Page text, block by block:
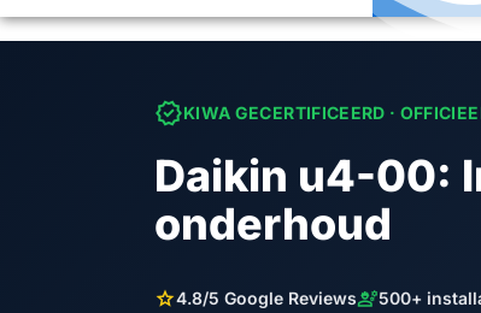
verifiedKIWA GECERTIFICEERD ·
Daikin u4-00:
onderhoud
star4.8/5 Google Reviewsengineering500+